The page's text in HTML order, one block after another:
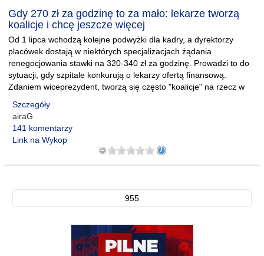
Gdy 270 zł za godzinę to za mało: lekarze tworzą
koalicje i chcę jeszcze więcej
Od 1 lipca wchodzą kolejne podwyżki dla kadry, a dyrektorzy
placówek dostają w niektórych specjalizacjach żądania
renegocjowania stawki na 320-340 zł za godzinę. Prowadzi to do
sytuacji, gdy szpitale konkurują o lekarzy ofertą finansową.
Zdaniem wiceprezydent, tworzą się często "koalicje" na rzecz w
Szczegóły
airaG
141 komentarzy
Link na Wykop
955